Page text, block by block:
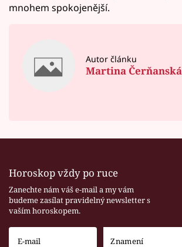
mnohem spokojenější.
Autor článku
Martina Čerňanská
Horoskop vždy po ruce
Zanechte nám váš e-mail a my vám
budeme zasílat pravidelný newsletter s
vaším horoskopem.